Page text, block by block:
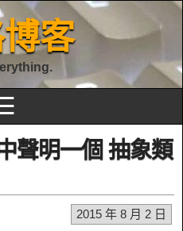
客
聲明一個 抽象類
2015 年 8 月 2 日